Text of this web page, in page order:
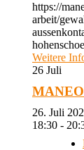
https://
arbeit/
Weitere
26 Juli
26. Juli
18:30 -